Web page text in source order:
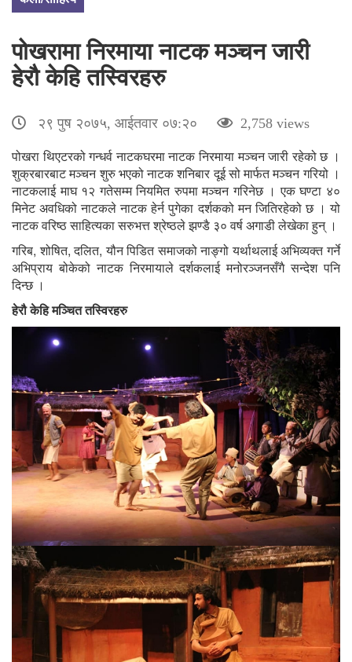
पोखरामा निरमाया नाटक मञ्चन जारी
हेरौ केहि तस्विरहरु
२९ पुष २०७५, आईतवार ०७:२० 2,758 views
पोखरा थिएटरको गन्धर्व नाटकघरमा नाटक निरमाया मञ्चन जारी रहेको छ ।
शुक्रबारबाट मञ्चन शुरु भएको नाटक शनिबार दूई सो मार्फत मञ्चन गरियो ।
नाटकलाई माघ १२ गतेसम्म नियमित रुपमा मञ्चन गरिनेछ । एक घण्टा ४०
मिनेट अवधिको नाटकले नाटक हेर्न पुगेका दर्शकको मन जितिरहेको छ । यो
नाटक वरिष्ठ साहित्यका सरुभत्त श्रेष्ठले झण्डै ३० वर्ष अगाडी लेखेका हुन् ।
गरिब, शोषित, दलित, यौन पिडित समाजको नाङ्गो यर्थाथलाई अभिव्यक्त गर्ने
अभिप्राय बोकेको नाटक निरमायाले दर्शकलाई मनोरञ्जनसँगै सन्देश पनि
दिन्छ ।
हेरौ केहि मञ्चित तस्विरहरु